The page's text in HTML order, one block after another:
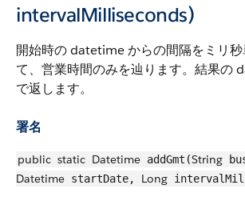
intervalMilliseconds)
開始時の datetime からの間隔をミリ秒
て、営業時間のみを辿ります。結果の
で返します。
署名
public static Datetime addGmt(String
Datetime startDate, Long